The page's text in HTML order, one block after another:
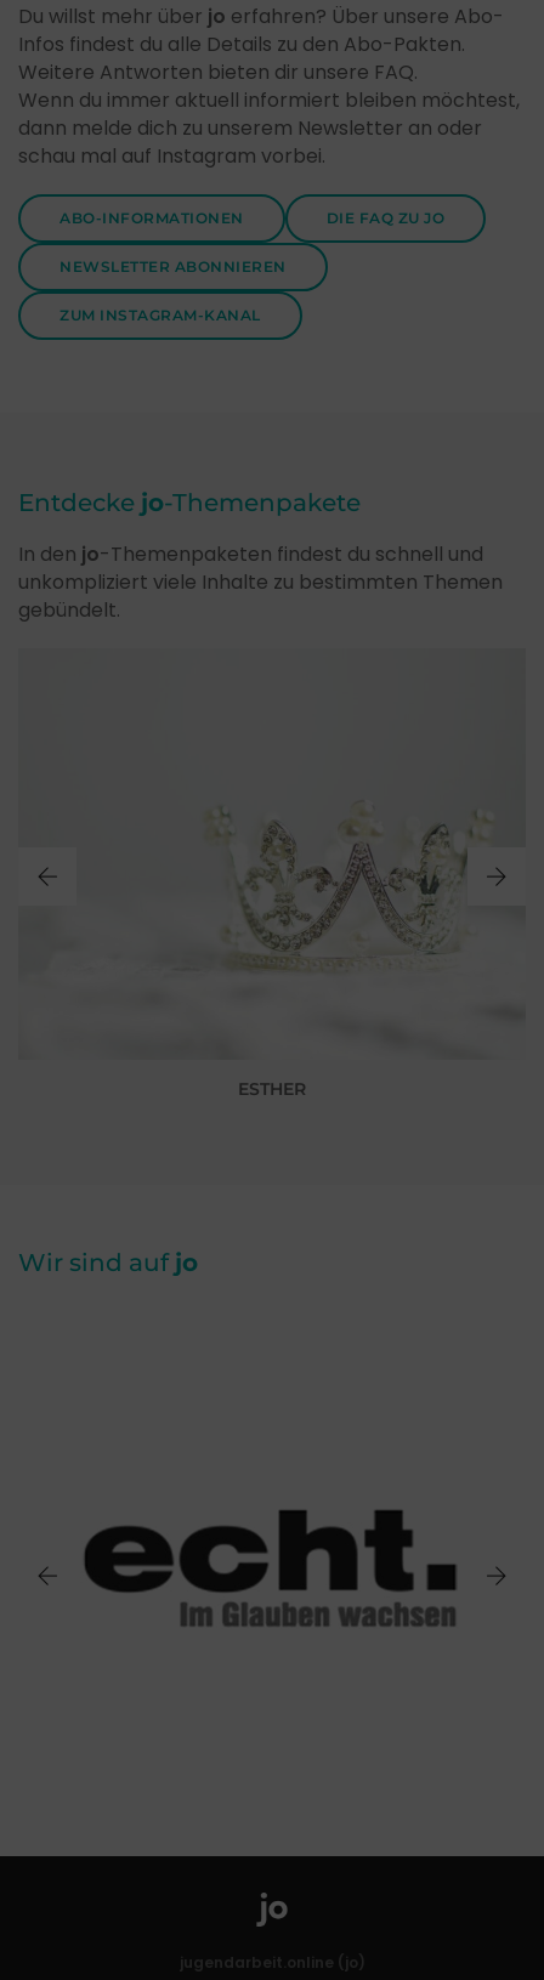
Du willst mehr über jo erfahren? Über unsere Abo-
Infos findest du alle Details zu den Abo-Pakten.
Weitere Antworten bieten dir unsere FAQ.
Wenn du immer aktuell informiert bleiben möchtest,
dann melde dich zu unserem Newsletter an oder
schau mal auf Instagram vorbei.
ABO-INFORMATIONEN DIE FAQ ZU JO
NEWSLETTER ABONNIEREN
ZUM INSTAGRAM-KANAL
Entdecke jo-Themenpakete
In den jo-Themenpaketen findest du schnell und
unkompliziert viele Inhalte zu bestimmten Themen
gebündelt.
ESTHER
Wir sind auf jo
jugendarbeit.online (jo)